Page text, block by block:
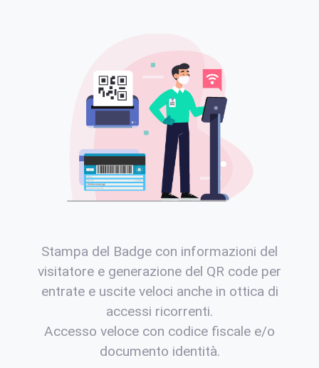
Stampa del Badge con informazioni del
visitatore e generazione del QR code per
entrate e uscite veloci anche in ottica di
accessi ricorrenti.
Accesso veloce con codice fiscale e/o
documento identità.